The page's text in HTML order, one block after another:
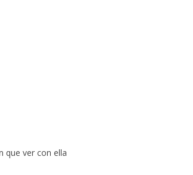
que ver con ella